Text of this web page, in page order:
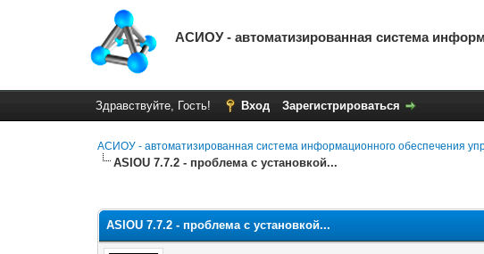
АСИОУ - автоматизированная система
Здравствуйте, Гость! Вход Зарегистрироваться
АСИОУ - автоматизированная система информационного обеспечения
ASIOU 7.7.2 - проблема с установкой...
ASIOU 7.7.2 - проблема с установкой...